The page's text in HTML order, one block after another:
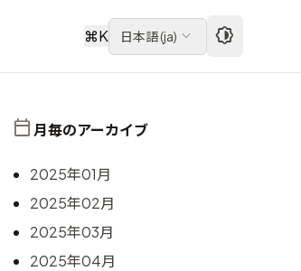
⌘K 日本語(ja)
月毎のアーカイブ
2025年01月
2025年02月
2025年03月
2025年04月